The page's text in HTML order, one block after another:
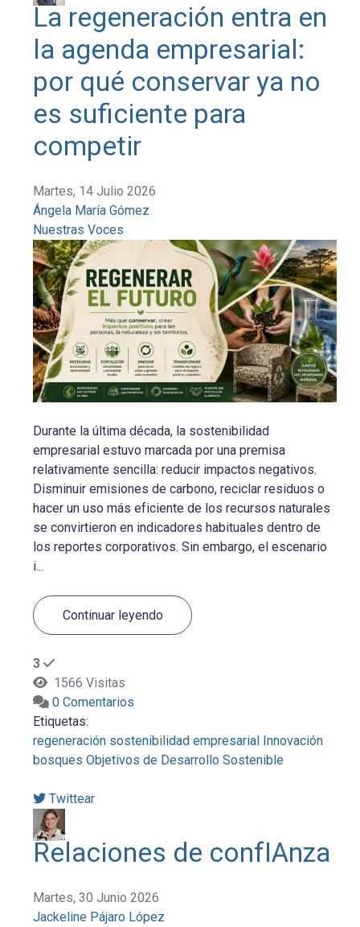
La regeneración entra en
la agenda empresarial:
por qué conservar ya no
es suficiente para
competir
Martes, 14 Julio 2026
Ángela María Gómez
Nuestras Voces
Durante la última década, la sostenibilidad
empresarial estuvo marcada por una premisa
relativamente sencilla: reducir impactos negativos.
Disminuir emisiones de carbono, reciclar residuos o
hacer un uso más eficiente de los recursos naturales
se convirtieron en indicadores habituales dentro de
los reportes corporativos. Sin embargo, el escenario
i...
Continuar leyendo
3
1566 Visitas
0 Comentarios
Etiquetas:
regeneración sostenibilidad empresarial Innovación
bosques Objetivos de Desarrollo Sostenible
Twittear
Relaciones de confIAnza
Martes, 30 Junio 2026
Jackeline Pájaro López